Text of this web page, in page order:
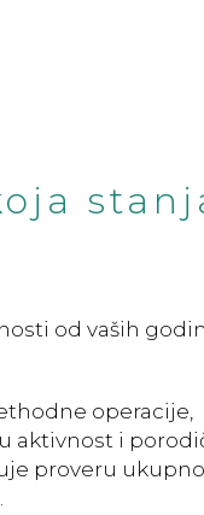
od vaših
operacije,
aktivnost i
proveru